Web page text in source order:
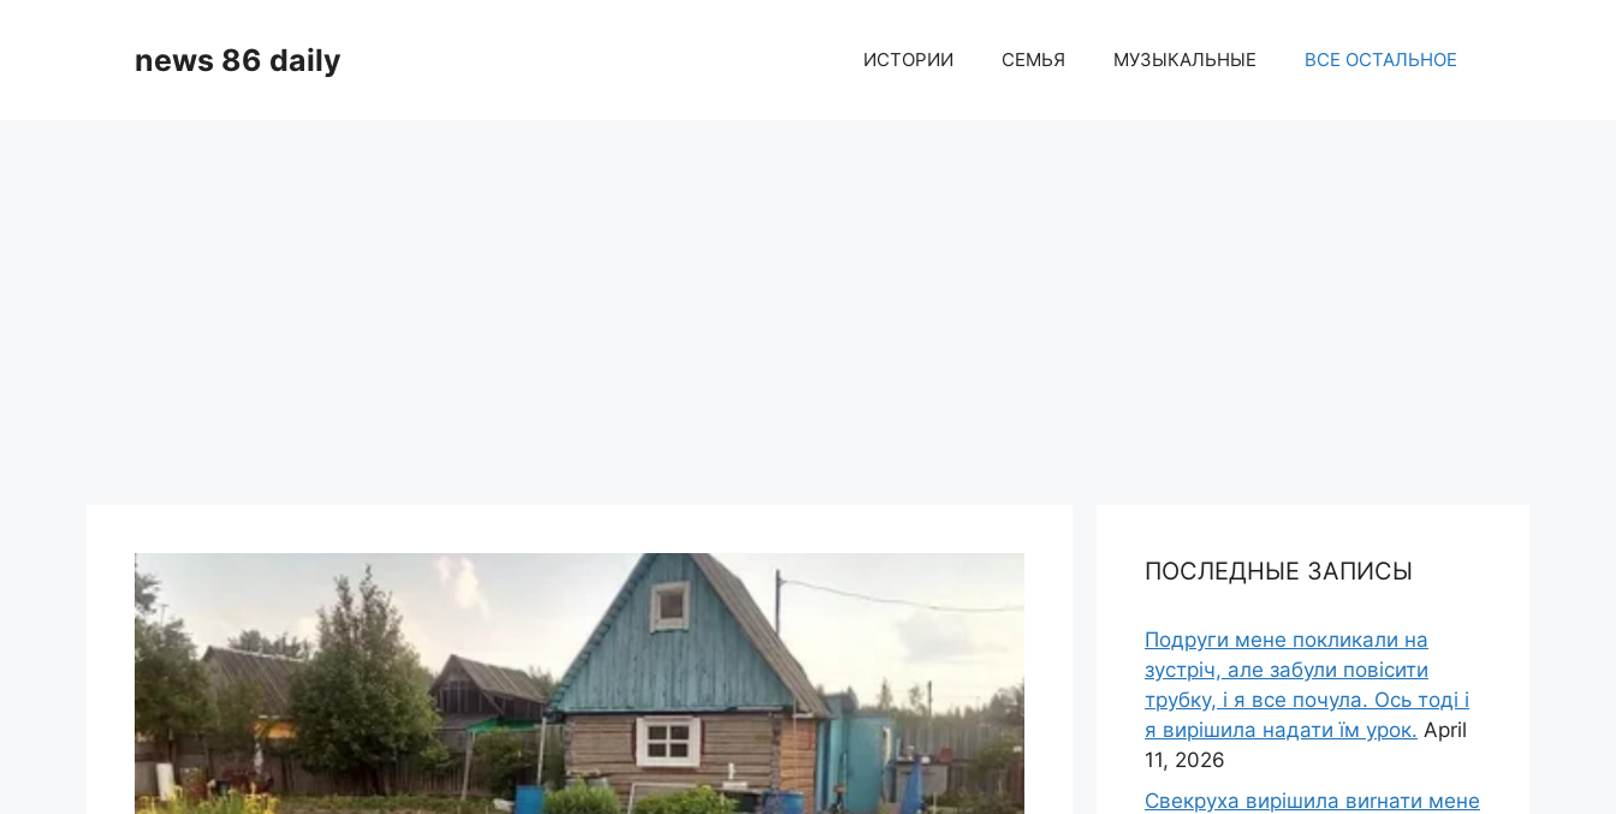
news 86 daily ИСТОРИИ СЕМЬЯ МУЗЫКАЛЬНЫЕ ВСЕ ОСТАЛЬНОЕ
ПОСЛЕДНЫЕ ЗАПИСЫ
Подруги мене покликали на
зустріч, але забули повісити
трубку, і я все почула. Ось тоді і
я вирішила надати їм урок. April
11, 2026
Свекруха вирішила виrнати мене